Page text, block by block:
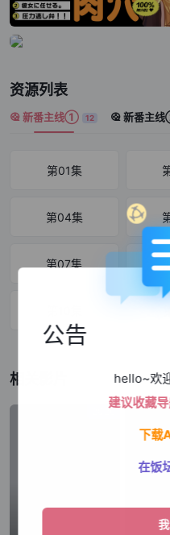
以及开发出的数个原创魔术，
士……？！
资源列表
新番主线① 12 新番主
第01集
第04集
第07集
相关影片
2026
公告
hello~欢
建议收藏导
下载
在饭